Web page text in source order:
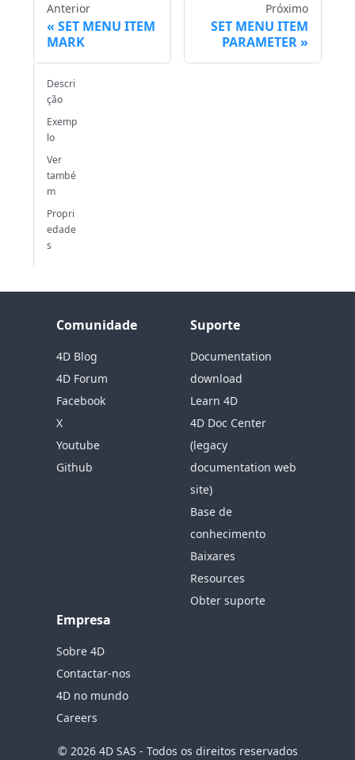
Anterior
SET MENU ITEM
MARK
Próximo
SET MENU ITEM
PARAMETER
Descri
ção
Exemp
lo
Ver
també
m
Propri
edade
s
Comunidade
4D Blog
4D Forum
Facebook
X
Youtube
Github
Suporte
Documentation
download
Learn 4D
4D Doc Center
(legacy
documentation web
site)
Base de
conhecimento
Baixares
Resources
Obter suporte
Empresa
Sobre 4D
Contactar-nos
4D no mundo
Careers
© 2026 4D SAS - Todos os direitos reservados